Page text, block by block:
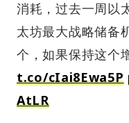
消耗，过去一周以
太坊最大战略储
个，如果保持这个
t.co/cIai8Ewa5P
AtLR